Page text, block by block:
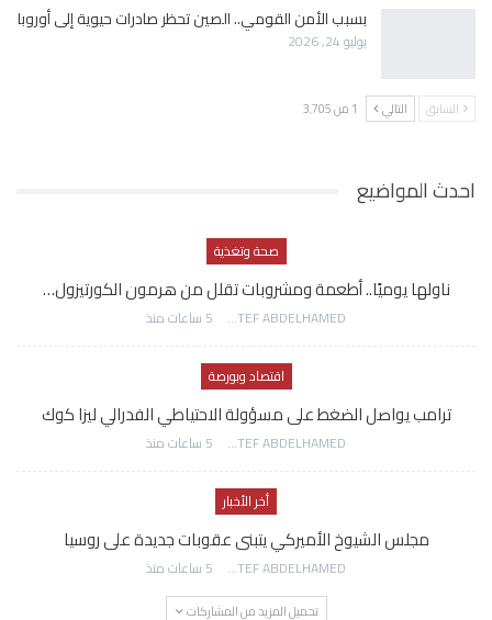
بسبب الأمن القومي.. الصين تحظر صادرات حيوية إلى أوروبا
يوليو 24, 2026
السابق التالي 1 من 3٬705
احدث المواضيع
صحة وتغذية
ناولها يوميًا.. أطعمة ومشروبات تقلل من هرمون الكورتيزول…
AWATEF ABDELHAMED 5 ساعات منذ
اقتصاد وبورصة
ترامب يواصل الضغط على مسؤولة الاحتياطي الفدرالي ليزا كوك
AWATEF ABDELHAMED 5 ساعات منذ
أخر الأخبار
مجلس الشيوخ الأميركي يتبنى عقوبات جديدة على روسيا
AWATEF ABDELHAMED 5 ساعات منذ
تحميل المزيد من المشاركات